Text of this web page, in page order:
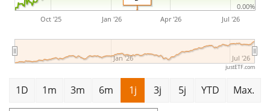
Oct '25 Jan '26 Apr '26 Jul '26
Jan '26 Jul '26
0.00%
justETF.com
1D 1m 3m 6m 1j 3j 5j YTD Max.